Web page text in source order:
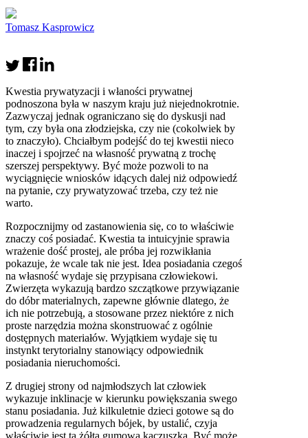
Tomasz Kasprowicz
Kwestia prywatyzacji i właności prywatnej
podnoszona była w naszym kraju już niejednokrotnie.
Zazwyczaj jednak ograniczano się do dyskusji nad
tym, czy była ona złodziejska, czy nie (cokolwiek by
to znaczyło). Chciałbym podejść do tej kwestii nieco
inaczej i spojrzeć na własność prywatną z trochę
szerszej perspektywy. Być może pozwoli to na
wyciągnięcie wniosków idących dalej niż odpowiedź
na pytanie, czy prywatyzować trzeba, czy też nie
warto.
Rozpocznijmy od zastanowienia się, co to właściwie
znaczy coś posiadać. Kwestia ta intuicyjnie sprawia
wrażenie dość prostej, ale próba jej rozwikłania
pokazuje, że wcale tak nie jest. Idea posiadania czegoś
na własność wydaje się przypisana człowiekowi.
Zwierzęta wykazują bardzo szczątkowe przywiązanie
do dóbr materialnych, zapewne głównie dlatego, że
ich nie potrzebują, a stosowane przez niektóre z nich
proste narzędzia można skonstruować z ogólnie
dostępnych materiałów. Wyjątkiem wydaje się tu
instynkt terytorialny stanowiący odpowiednik
posiadania nieruchomości.
Z drugiej strony od najmłodszych lat człowiek
wykazuje inklinacje w kierunku powiększania swego
stanu posiadania. Już kilkuletnie dzieci gotowe są do
prowadzenia regularnych bójek, by ustalić, czyja
właściwie jest ta żółta gumowa kaczuszka. Być może